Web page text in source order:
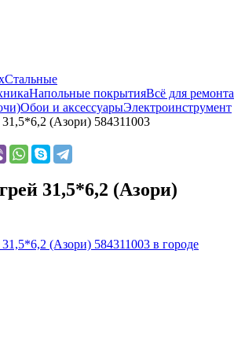
Стальные
Напольные покрытияВсё для ремонта
Обои и аксессуарыЭлектроинструмент
(Азори) 584311003
31,5*6,2 (Азори)